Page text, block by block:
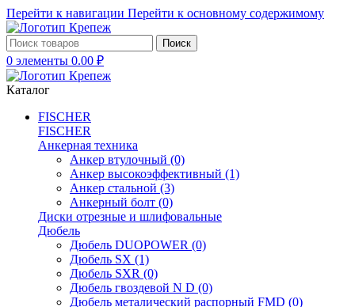
Перейти к навигации Перейти к основному содержимому
Поиск
0 элементы 0.00 ₽
Каталог
FISCHER
FISCHER
Анкерная техника
Анкер втулочный (0)
Анкер высокоэффективный (1)
Анкер стальной (3)
Анкерный болт (0)
Диски отрезные и шлифовальные
Дюбель
Дюбель DUOPOWER (0)
Дюбель SX (1)
Дюбель SXR (0)
Дюбель гвоздевой N D (0)
Дюбель металический распорный FMD (0)